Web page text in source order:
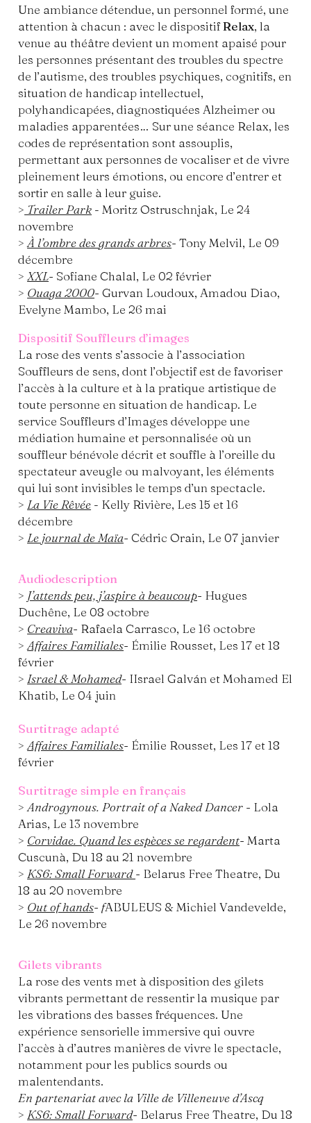
Une ambiance détendue, un personnel formé, une
attention à chacun : avec le dispositifRelax, la
venue au théâtre devient un moment apaisé pour
les personnes présentant des troubles du spectre
de l’autisme, des troubles psychiques, cognitifs, en
situation de handicap intellectuel,
polyhandicapées, diagnostiquées Alzheimer ou
maladies apparentées… Sur une séance Relax, les
codes de représentation sont assouplis,
permettant aux personnes de vocaliser et de vivre
pleinement leurs émotions, ou encore d’entrer et
sortir en salle à leur guise.
> Trailer Park - Moritz Ostruschnjak, Le 24
novembre
> À l’ombre des grands arbres- Tony Melvil, Le 09
décembre
> XXL- Sofiane Chalal, Le 02 février
> Ouaga 2000- Gurvan Loudoux, Amadou Diao,
Evelyne Mambo, Le 26 mai
Dispositif Souffleurs d’images
La rose des vents s’associe à l’association
Souffleurs de sens, dont l’objectif est de favoriser
l’accès à la culture et à la pratique artistique de
toute personne en situation de handicap. Le
service Souffleurs d’Images développe une
médiation humaine et personnalisée où un
souffleur bénévole décrit et souffle à l’oreille du
spectateur aveugle ou malvoyant, les éléments
qui lui sont invisibles le temps d’un spectacle.
>La Vie Rêvée - Kelly Rivière, Les 15 et 16
décembre
>Le journal de Maïa- Cédric Orain, Le 07 janvier
Audiodescription
> J’attends peu, j’aspire à beaucoup- Hugues
Duchêne, Le 08 octobre
> Creaviva- Rafaela Carrasco, Le 16 octobre
> Affaires Familiales- Émilie Rousset, Les 17 et 18
février
> Israel & Mohamed- IIsrael Galván et Mohamed El
Khatib, Le 04 juin
Surtitrage adapté
> Affaires Familiales- Émilie Rousset, Les 17 et 18
février
Surtitrage simple en français
>Androgynous. Portrait of a Naked Dancer - Lola
Arias, Le 13 novembre
> Corvidae. Quand les espèces se regardent- Marta
Cuscunà, Du 18 au 21 novembre
>KS6: Small Forward- Belarus Free Theatre, Du
18 au 20 novembre
> Out of hands-fABULEUS & Michiel Vandevelde,
Le 26 novembre
Gilets vibrants
La rose des vents met à disposition des gilets
vibrants permettant de ressentir la musique par
les vibrations des basses fréquences. Une
expérience sensorielle immersive qui ouvre
l’accès à d’autres manières de vivre le spectacle,
notamment pour les publics sourds ou
malentendants.
En partenariat avec la Ville de Villeneuve d’Ascq
>KS6: Small Forward- Belarus Free Theatre, Du 18